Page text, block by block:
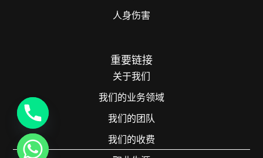
人身伤害
重要链接
关于我们
我们的业务领域
我们的团队
我们的收费